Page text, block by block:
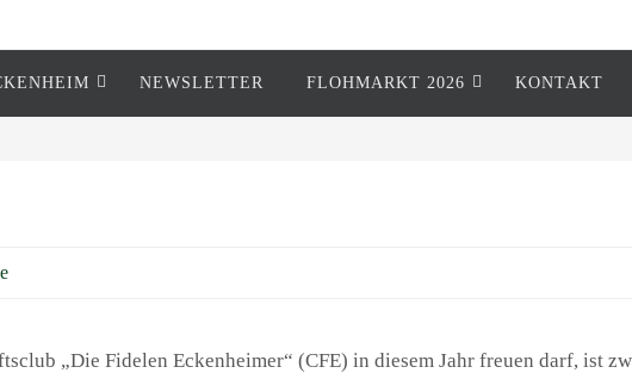
NEWSLETTER FLOHMARKT 2026 KONTAKT
„Die Fidelen Eckenheimer“ (CFE) in diesem Jahr freuen darf, ist